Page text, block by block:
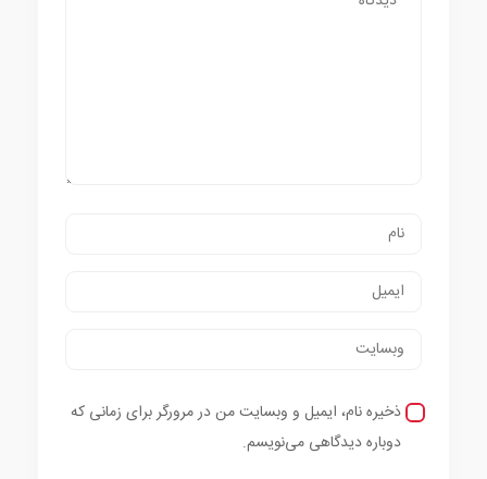
ذخیره نام، ایمیل و وبسایت من در مرورگر برای زمانی که
دوباره دیدگاهی می‌نویسم.